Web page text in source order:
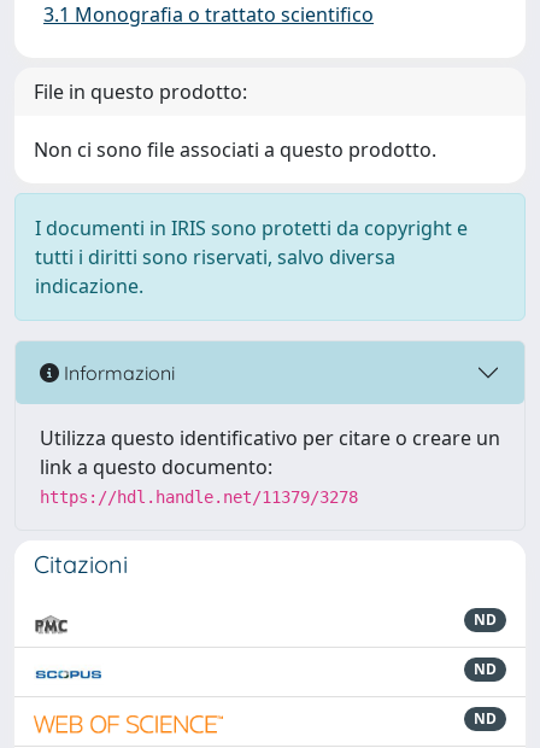
3.1 Monografia o trattato scientifico
File in questo prodotto:
Non ci sono file associati a questo prodotto.
I documenti in IRIS sono protetti da copyright e
tutti i diritti sono riservati, salvo diversa
indicazione.
Informazioni
Utilizza questo identificativo per citare o creare un
link a questo documento:
https://hdl.handle.net/11379/3278
Citazioni
ND
ND
ND